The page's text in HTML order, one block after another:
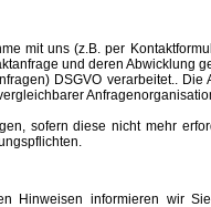
mit uns (z.B. per
und deren Abwicklung
DSGVO verarbeitet..
sofern diese nicht mehr
Hinweisen informieren wir